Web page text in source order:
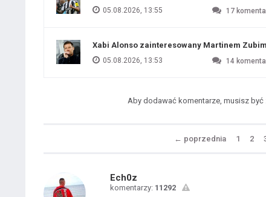
05.08.2026, 13:55 17
Xabi Alonso zainteresowany Martinem
05.08.2026, 13:53 14
Aby dodawać komentarze, musisz być
← poprzednia 1 2
Ech0z
komentarzy: 11292